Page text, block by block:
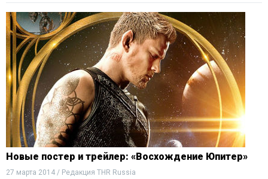
Новые постер и трейлер: «Восхождение Юпитер»
27 марта 2014 / Редакция THR Russia